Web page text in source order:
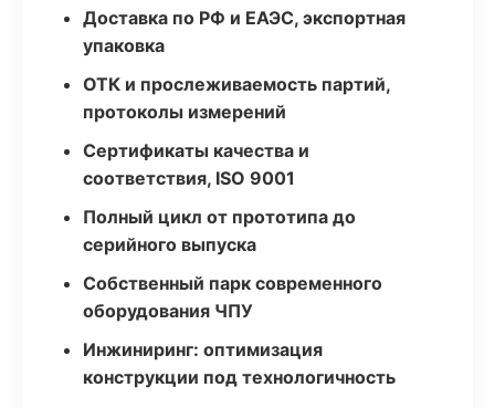
Доставка по РФ и ЕАЭС, экспортная
упаковка
ОТК и прослеживаемость партий,
протоколы измерений
Сертификаты качества и
соответствия, ISO 9001
Полный цикл от прототипа до
серийного выпуска
Собственный парк современного
оборудования ЧПУ
Инжиниринг: оптимизация
конструкции под технологичность